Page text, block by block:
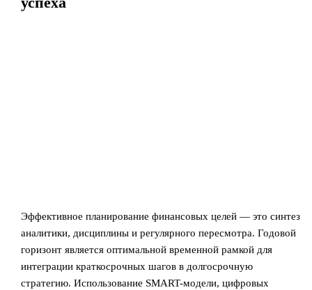
Эффективное планирование финансовых целей — это синтез
аналитики, дисциплины и регулярного пересмотра. Годовой
горизонт является оптимальной временной рамкой для
интеграции краткосрочных шагов в долгосрочную
стратегию. Использование SMART-модели, цифровых